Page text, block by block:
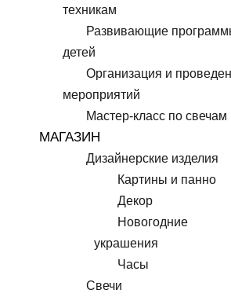
техникам
Развивающие
детей
Организация и
мероприятий
Мастер-класс по свечам
МАГАЗИН
Дизайнерские изделия
Картины и панно
Декор
Новогодние
украшения
Часы
Свечи